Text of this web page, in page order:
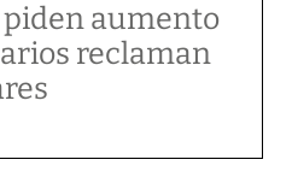
aumento
reclaman